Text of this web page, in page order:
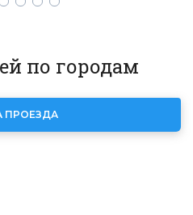
по городам
ПРОЕЗДА